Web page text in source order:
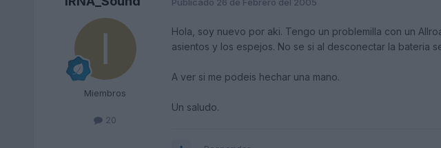
Miembros
20
Hola, soy nuevo por aki. Tengo un problemilla con un
asientos y los espejos. No se si al desconectar la bateria
A ver si me podeis hechar una mano.
Un saludo.